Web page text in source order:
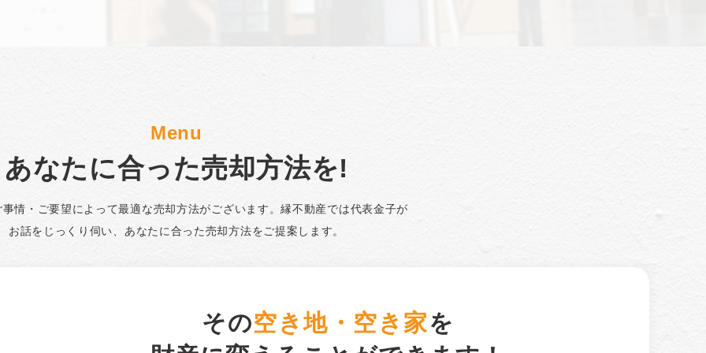
Menu
あなたに合った売却方法を!
情・ご要望によって最適な売却方法がございます。縁不動産では代表金子が
お話をじっくり伺い、あなたに合った売却方法をご提案します。
その空き地・空き家を